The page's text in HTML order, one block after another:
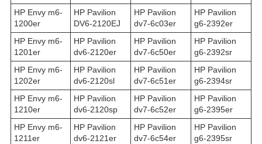
HP Envy m6-
1200er
HP Pavilion
DV6-2120EJ
HP Pavilion
dv7-6c03er
HP Pavilion
g6-2392er
HP Envy m6-
1201er
HP Pavilion
dv6-2120er
HP Pavilion
dv7-6c50er
HP Pavilion
g6-2392sr
HP Envy m6-
1202er
HP Pavilion
dv6-2120sl
HP Pavilion
dv7-6c51er
HP Pavilion
g6-2394sr
HP Envy m6-
1210er
HP Pavilion
dv6-2120sp
HP Pavilion
dv7-6c52er
HP Pavilion
g6-2395er
HP Envy m6-
1211er
HP Pavilion
dv6-2121er
HP Pavilion
dv7-6c54er
HP Pavilion
g6-2395sr